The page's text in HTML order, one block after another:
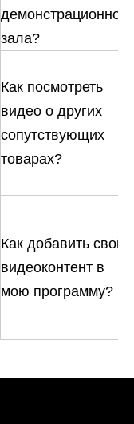
демонстрационного
зала?
Как посмотреть
видео о других
сопутствующих
товарах?
Как добавить свой
видеоконтент в
мою программу?